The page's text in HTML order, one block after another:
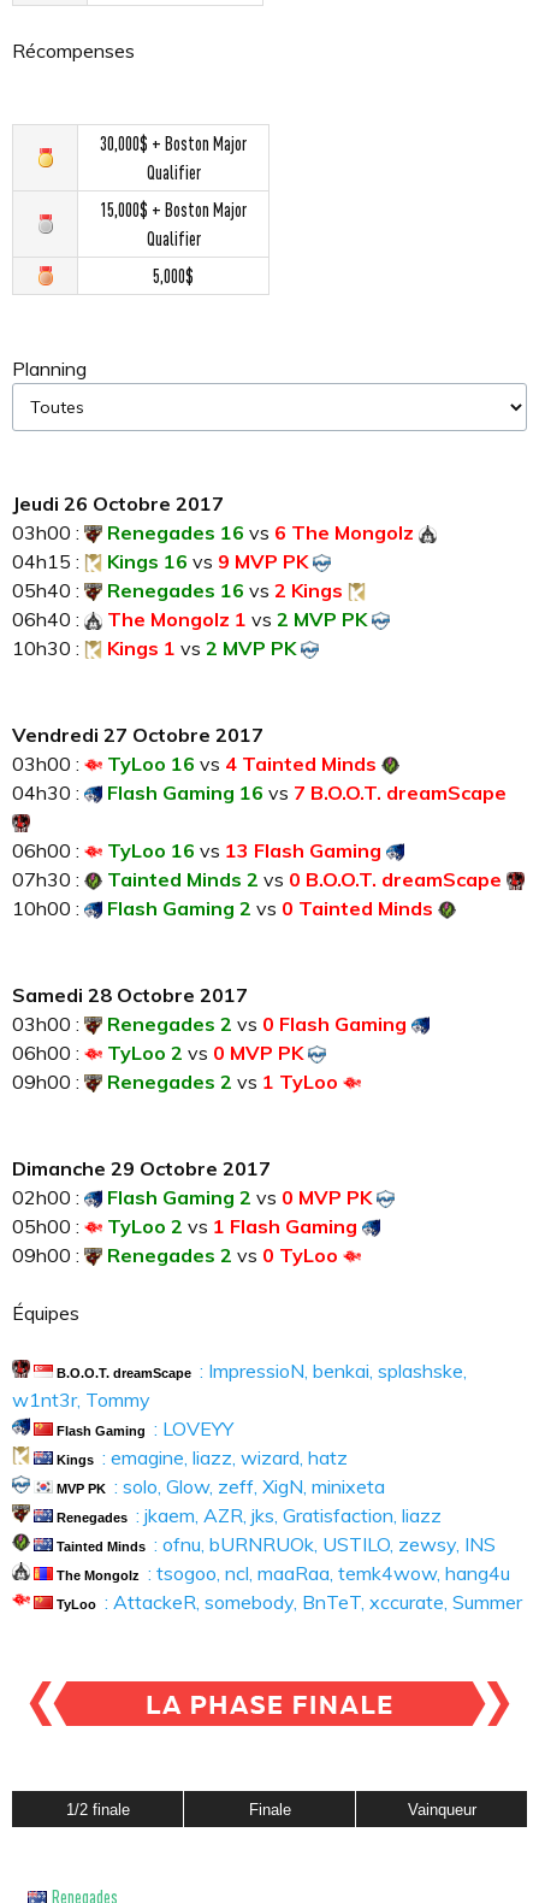
Récompenses
30,000$ + Boston Major
Qualifier
15,000$ + Boston Major
Qualifier
5,000$
Planning
Jeudi 26 Octobre 2017
03h00 :
Renegades 16 vs 6 The Mongolz
04h15 :
Kings 16 vs 9 MVP PK
05h40 :
Renegades 16 vs 2 Kings
06h40 :
The Mongolz 1 vs 2 MVP PK
10h30 :
Kings 1 vs 2 MVP PK
Vendredi 27 Octobre 2017
03h00 :
TyLoo 16 vs 4 Tainted Minds
04h30 :
Flash Gaming 16 vs 7 B.O.O.T. dreamScape
06h00 : TyLoo 16 vs 13 Flash Gaming
07h30 :
Tainted Minds 2 vs 0 B.O.O.T. dreamScape
10h00 :
Flash Gaming 2 vs 0 Tainted Minds
Samedi 28 Octobre 2017
03h00 :
Renegades 2 vs 0 Flash Gaming
06h00 :
TyLoo 2 vs 0 MVP PK
09h00 :
Renegades 2 vs 1 TyLoo
Dimanche 29 Octobre 2017
02h00 :
Flash Gaming 2 vs 0 MVP PK
05h00 :
TyLoo 2 vs 1 Flash Gaming
09h00 :
Renegades 2 vs 0 TyLoo
Équipes
B.O.O.T. dreamScape : ImpressioN, benkai, splashske,
w1nt3r, Tommy
Flash Gaming : LOVEYY
Kings : emagine, liazz, wizard, hatz
MVP PK : solo, Glow, zeff, XigN, minixeta
Renegades : jkaem, AZR, jks, Gratisfaction, liazz
Tainted Minds : ofnu, bURNRUOk, USTILO, zewsy, INS
The Mongolz : tsogoo, ncl, maaRaa, temk4wow, hang4u
TyLoo : AttackeR, somebody, BnTeT, xccurate, Summer
1/2 finale Finale Vainqueur
Renegades